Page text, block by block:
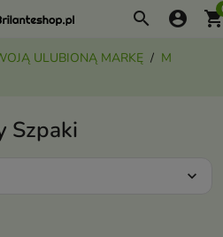
search account_circle
ULUBIONĄ MARKĘ
M
Szpaki
expand_more